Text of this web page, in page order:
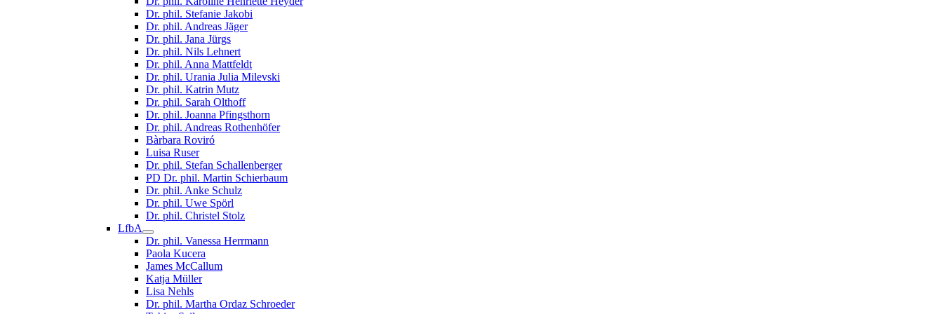
Dr. phil. Stefanie Jakobi
Dr. phil. Andreas Jäger
Dr. phil. Jana Jürgs
Dr. phil. Nils Lehnert
Dr. phil. Anna Mattfeldt
Dr. phil. Urania Julia Milevski
Dr. phil. Katrin Mutz
Dr. phil. Sarah Olthoff
Dr. phil. Joanna Pfingsthorn
Dr. phil. Andreas Rothenhöfer
Bàrbara Roviró
Luisa Ruser
Dr. phil. Stefan Schallenberger
PD Dr. phil. Martin Schierbaum
Dr. phil. Anke Schulz
Dr. phil. Uwe Spörl
Dr. phil. Christel Stolz
LfbA
Dr. phil. Vanessa Herrmann
Paola Kucera
James McCallum
Katja Müller
Lisa Nehls
Dr. phil. Martha Ordaz Schroeder